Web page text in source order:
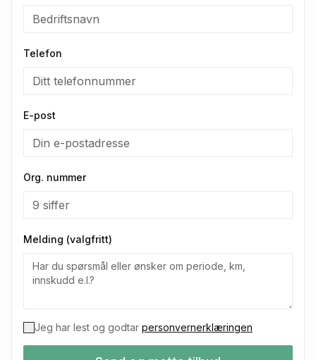
Telefon
E-post
Org. nummer
Melding (valgfritt)
Jeg har lest og godtar personvernerklæringen